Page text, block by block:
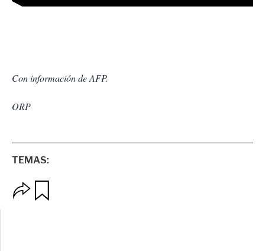
Con información de AFP.
ORP
TEMAS:
p